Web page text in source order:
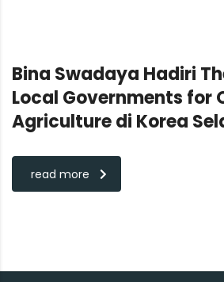
Bina Swadaya Hadiri
Local Governments for
Agriculture di Korea
read more